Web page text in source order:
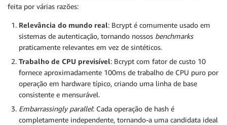
feita por várias razões:
Relevância do mundo real: Bcrypt é comumente usado em
sistemas de autenticação, tornando nossos benchmarks
praticamente relevantes em vez de sintéticos.
Trabalho de CPU previsível: Bcrypt com fator de custo 10
fornece aproximadamente 100ms de trabalho de CPU puro por
operação em hardware típico, criando uma linha de base
consistente e mensurável.
Embarrassingly parallel: Cada operação de hash é
completamente independente, tornando-a uma candidata ideal